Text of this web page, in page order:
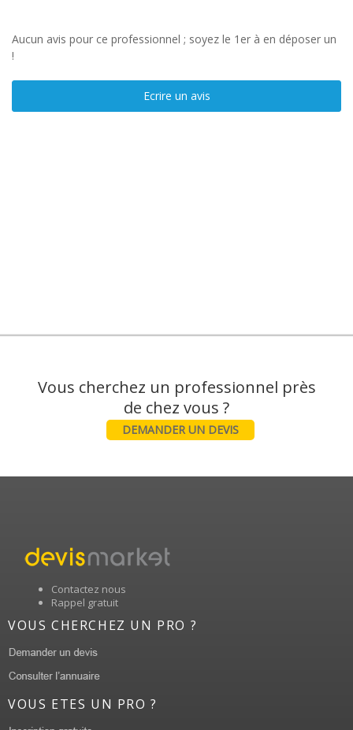
Aucun avis pour ce professionnel ; soyez le 1er à en déposer un
!
Ecrire un avis
Vous cherchez un professionnel près
DEMANDER UN DEVIS
Contactez nous
Rappel gratuit
VOUS CHERCHEZ UN PRO ?
VOUS ETES UN PRO ?